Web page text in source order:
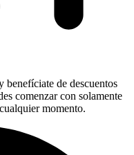
benefíciate de descuentos
comenzar con solamente
momento.